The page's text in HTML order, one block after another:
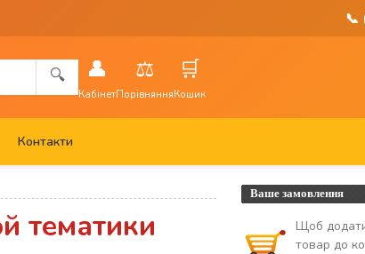
📞
🔍 👤
Кабінет
⚖️
Порівняння
🛒
Кошик
Контакти
тематики
Ваше замовлення
Щоб
товар до